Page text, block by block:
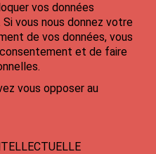
vos données
vous nous donnez votre
de vos données, vous
et de faire
vous opposer au